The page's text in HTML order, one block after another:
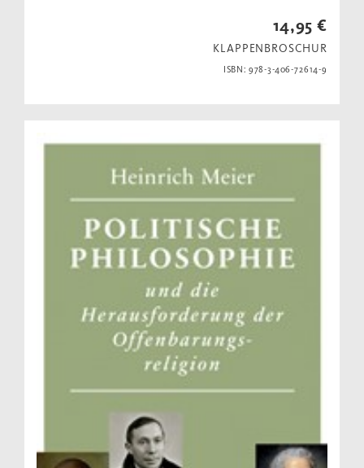
14,95 €
KLAPPENBROSCHUR
ISBN: 978-3-406-72614-9